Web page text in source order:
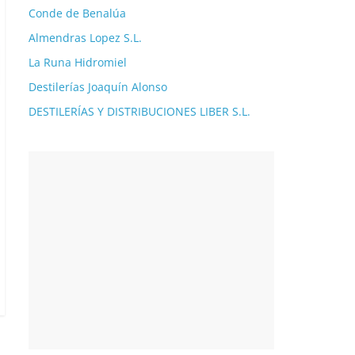
Conde de Benalúa
Almendras Lopez S.L.
La Runa Hidromiel
Destilerías Joaquín Alonso
DESTILERÍAS Y DISTRIBUCIONES LIBER S.L.